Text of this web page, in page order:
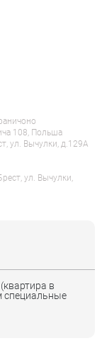
108, Польша
ул. Вычулки, д.129А
ул. Вычулки,
в
специальные